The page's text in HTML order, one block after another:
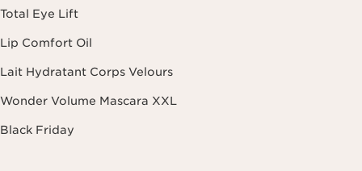
pour gérer votre adhésion à notre Programme de fidélité et créer votre
programme beauté personnalisé. Les données sont conservées
dernier contact. Vous disposez d'un droit d'accès, de rectification, de
que d'un droit d'opposition et de limitation de leur traitement. Vous
veuillez consulter notre politique de confidentialité
Total Eye Lift
Lip Comfort Oil
Lait Hydratant Corps Velours
Wonder Volume Mascara XXL
Black Friday